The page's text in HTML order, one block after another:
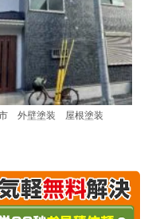
外壁塗装 屋根塗装